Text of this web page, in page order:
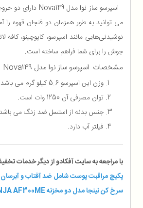
اسپرسو ساز نوا مدل Nova149 دارای دو خروجی
می توانید به طور همزمان دو فنجان قهوه را
نوشیدنی‌هایی مانند اسپرسو، کاپوچینو، کافه
جوش را برای شما فراهم ساخته است.
مشخصات اسپرسو ساز نوا مدل Nova149
وزن این اسپرسو 5.6 کیلو گرم می باشد.
توان مصرفی آن 1250 وات است.
جنس بدنه از استسل ضد زنگ می
فیلتر آب دارد.
با مراجعه به سایت آفکادو از دیگر خدمات
پکیچ مراقبت پوست شامل ضد آفتاب و آبرسان
سرخ کن نینجا مدل دو مخزنه NINJA AF300ME